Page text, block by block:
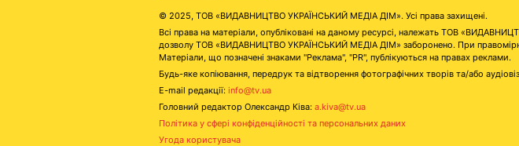
© 2025, ТОВ «ВИДАВНИЦТВО УКРАЇНСЬКИЙ МЕДІА ДІМ». Усі права захищені.
Всі права на матеріали, опубліковані на даному ресурсі, належать ТОВ
дозволу ТОВ «ВИДАВНИЦТВО УКРАЇНСЬКИЙ МЕДІА ДІМ» заборонено. При
Матеріали, що позначені знаками "Реклама", "PR", публікуються на правах реклами.
Будь-яке копіювання, передрук та відтворення фотографічних творів та/або
E-mail редакції: info@tv.ua
Головний редактор Олександр Ківа: a.kiva@tv.ua
Політика у сфері конфіденційності та персональних даних
Угода користувача